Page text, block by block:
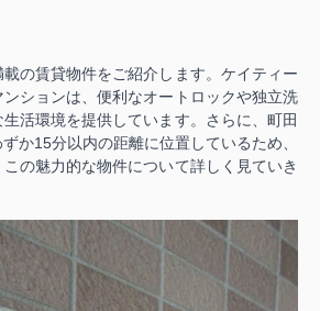
の賃貸物件をご紹介します。ケイティー
ションは、便利なオートロックや独立洗
活環境を提供しています。さらに、町田
か15分以内の距離に位置しているため、
の魅力的な物件について詳しく見ていき